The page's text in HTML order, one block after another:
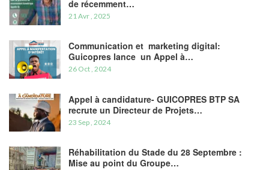
de récemment…
21 Avr , 2025
Communication et marketing digital:
Guicopres lance un Appel à…
26 Oct , 2024
Appel à candidature- GUICOPRES BTP SA
recrute un Directeur de Projets…
23 Sep , 2024
Réhabilitation du Stade du 28 Septembre :
Mise au point du Groupe…